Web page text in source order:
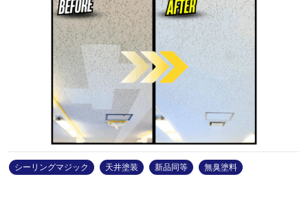
シーリングマジック 天井塗装 新品同等 無臭塗料